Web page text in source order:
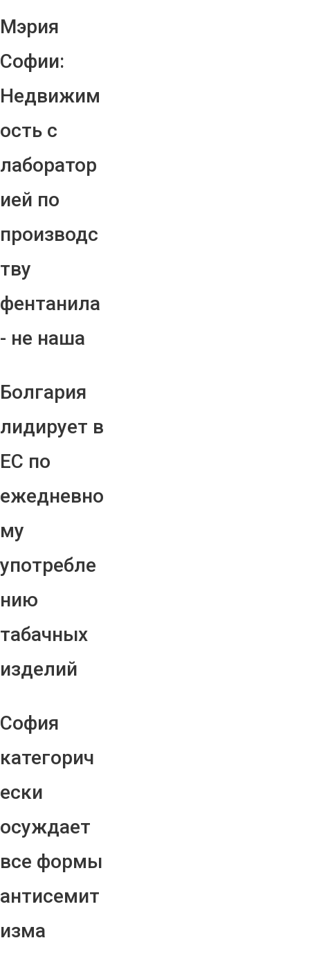
Мэрия
Софии:
Недвижим
ость с
лаборатор
ией по
производс
тву
фентанила
- не наша
Болгария
лидирует в
ЕС по
ежедневно
му
употребле
нию
табачных
изделий
София
категорич
ески
осуждает
все формы
антисемит
изма